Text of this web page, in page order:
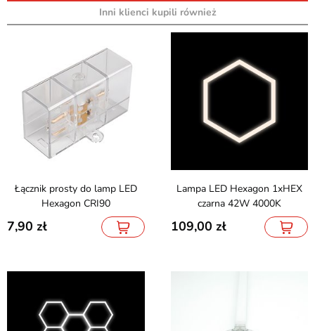
Inni klienci kupili również
Łącznik prosty do lamp LED
Hexagon CRI90
7,90
Lampa LED Hexagon 1xHEX
czarna 42W 4000K
109,00